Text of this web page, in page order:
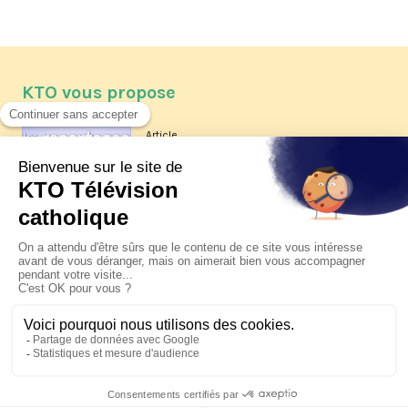
KTO vous propose
Article
Les reportages d'été 2026 de KTO
La visite pastorale du pape Léon
XIV à Assise à suivre sur KTO le
jeudi 6 août
Le pape en Uruguay, Argentine et
Pérou du 6 au 17 novembre 2026